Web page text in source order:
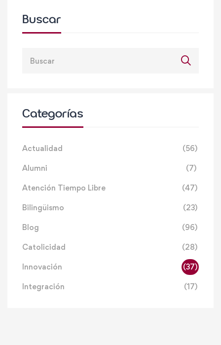
Buscar
Categorías
Actualidad (56)
Alumni (7)
Atención Tiempo Libre (47)
Bilingüismo (23)
Blog (96)
Catolicidad (28)
Innovación (37)
Integración (17)